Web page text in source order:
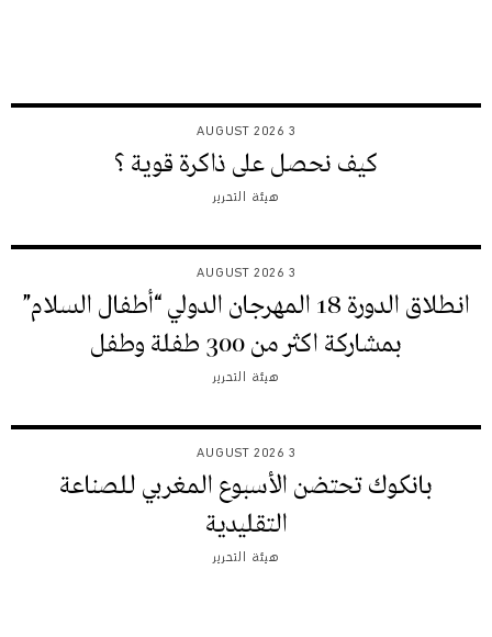
3 AUGUST 2026
كيف نحصل على ذاكرة قوية ؟
هيئة التحرير
3 AUGUST 2026
انطلاق الدورة 18 المهرجان الدولي “أطفال السلام”
بمشاركة اكثر من 300 طفلة وطفل
هيئة التحرير
3 AUGUST 2026
بانكوك تحتضن الأسبوع المغربي للصناعة
التقليدية
هيئة التحرير